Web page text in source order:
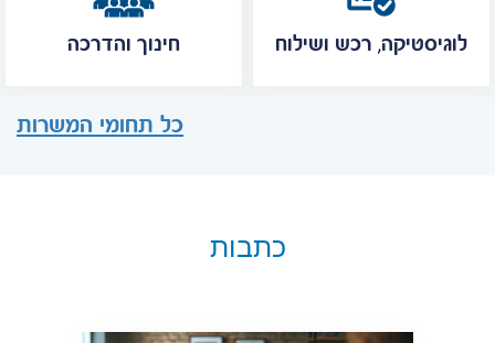
חינוך והדרכה לוגיסטיקה, רכש ושילוח
כל תחומי המשרות
כתבות